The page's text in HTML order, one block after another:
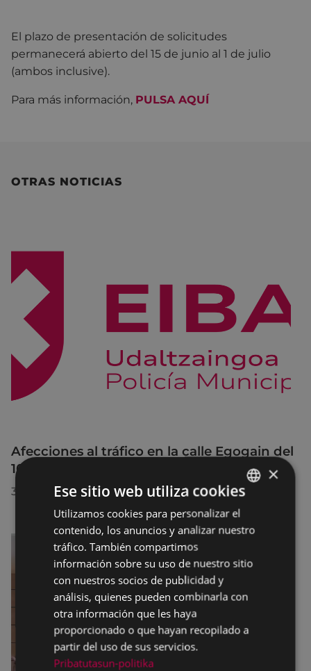
El plazo de presentación de solicitudes
permanecerá abierto del 15 de junio al 1 de julio
(ambos inclusive).
Para más información, PULSA AQUÍ
OTRAS NOTICIAS
Afecciones al tráfico en la calle Egogain del
10 al 23 de agosto, por motivo de obras
30/07/2026
BASQUE
SPANISH
×
Ese sitio web utiliza cookies
Utilizamos cookies para personalizar el
contenido, los anuncios y analizar nuestro
tráfico. También compartimos
información sobre su uso de nuestro sitio
con nuestros socios de publicidad y
análisis, quienes pueden combinarla con
otra información que les haya
proporcionado o que hayan recopilado a
partir del uso de sus servicios.
Pribatutasun-politika